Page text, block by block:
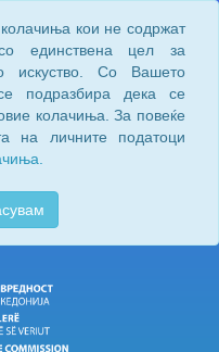
кои не содржат
единствена цел за
искуство. Со Вашето
подразбира дека се
колачиња. За повеќе
на личните податоци